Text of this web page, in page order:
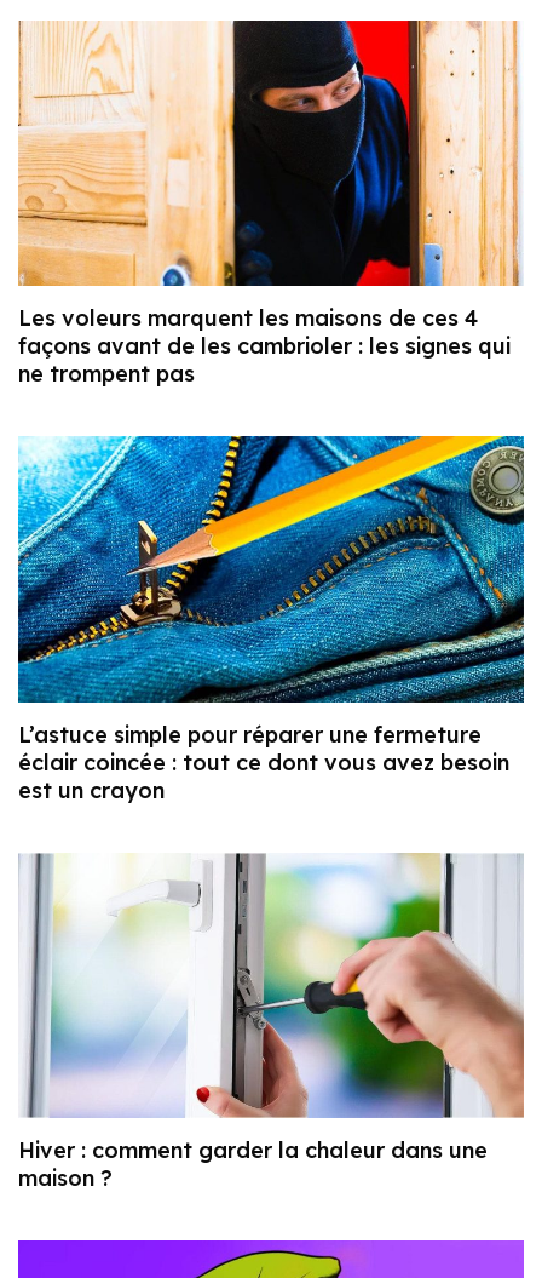
Les voleurs marquent les maisons de ces 4
façons avant de les cambrioler : les signes qui
ne trompent pas
L’astuce simple pour réparer une fermeture
éclair coincée : tout ce dont vous avez besoin
est un crayon
Hiver : comment garder la chaleur dans une
maison ?